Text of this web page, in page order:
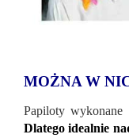
MOŻNA W
Papiloty
Dlatego idealnie